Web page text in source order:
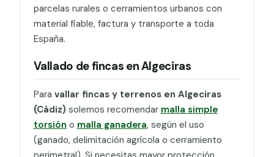
parcelas rurales o cerramientos urbanos con
material fiable, factura y transporte a toda
España.
Vallado de fincas en Algeciras
Para vallar fincas y terrenos en Algeciras
(Cádiz) solemos recomendar malla simple
torsión o malla ganadera, según el uso
(ganado, delimitación agrícola o cerramiento